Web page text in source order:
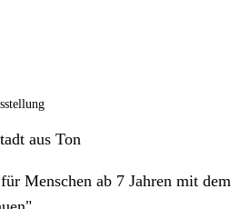
aus Ton
Menschen ab 7 Jahren mit dem